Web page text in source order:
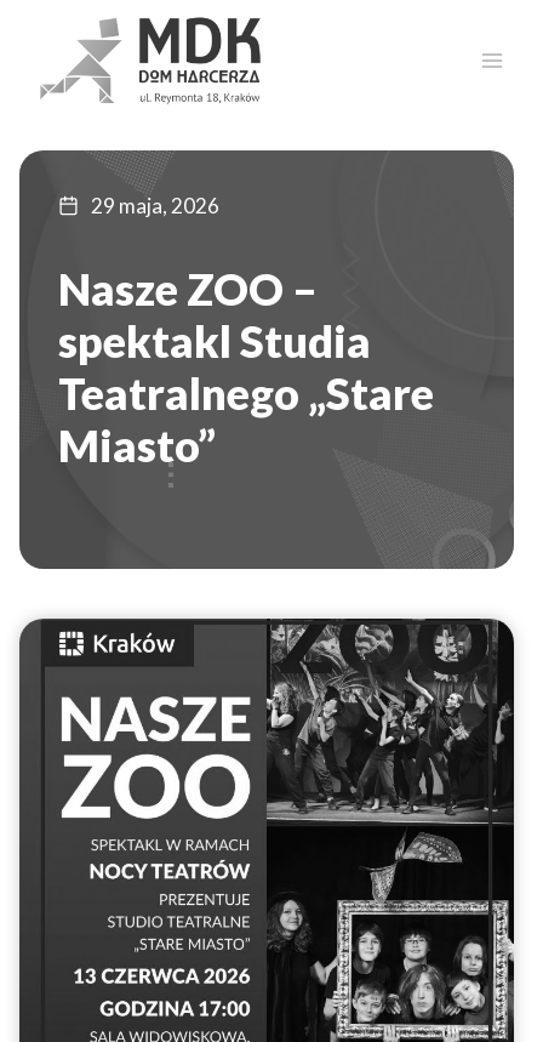
treści
29 maja, 2026
Nasze ZOO –
spektakl Studia
Teatralnego „Stare
Miasto”